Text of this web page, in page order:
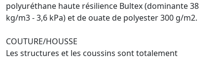
polyuréthane haute résilience Bultex (dominante 38
kg/m3 - 3,6 kPa) et de ouate de polyester 300 g/m2.
COUTURE/HOUSSE
Les structures et les coussins sont totalement